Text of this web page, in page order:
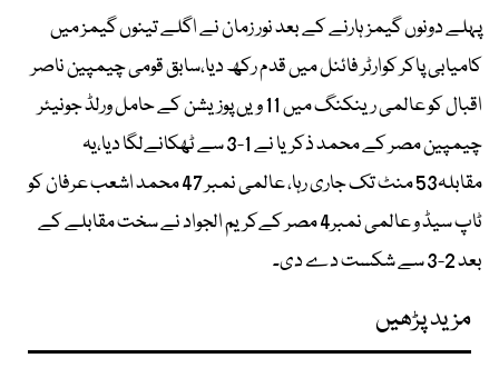
پہلے دونوں گیمز ہارنے کے بعد نور زمان نے اگلے تینوں گیمز میں
کامیابی پاکر کوارٹر فائنل میں قدم رکھ دیا،سابق قومی چیمپین ناصر
اقبال کو عالمی رینکنگ میں 11 ویں پوزیشن کے حامل ورلڈ جونیئر
چیمپین مصر کے محمد ذکریا نے 1-3 سے ٹھکانےلگا دیا،یہ
مقابلہ53 منٹ تک جاری رہا، عالمی نمبر 47 محمد اشعب عرفان کو
ٹاپ سیڈ و عالمی نمبر4 مصر کےکریم الجواد نے سخت مقابلے کے
بعد 2-3 سے شکست دے دی۔
مزید پڑھیں